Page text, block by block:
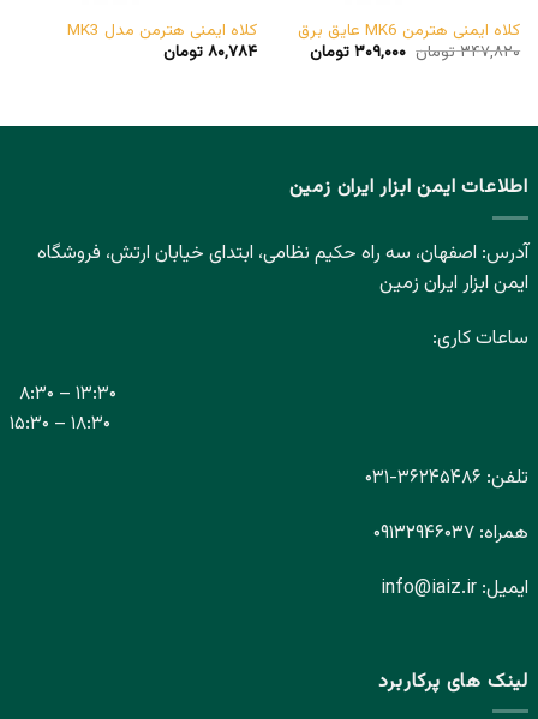
کلاه ایمنی هترمن MK6 عایق برق
۳۴۷,۸۲۰تومان قیمت
اصلی
۳۰۹,۰۰۰تومانقیمت
فعلی
کلاه ایمنی هترمن مدل MK3
۸۰,۷۸۴ تومان
اطلاعات ایمن ابزار ایران زمین
آدرس: اصفهان، سه راه حکیم نظامی، ابتدای خیابان ارتش، فروشگاه
ایمن ابزار ایران زمین
ساعات کاری:
۸:۳۰ – ۱۳:۳۰
۱۵:۳۰ – ۱۸:۳۰
تلفن: ۳۶۲۴۵۴۸۶- ۰۳۱
همراه: ۰۹۱۳۲۹۴۶۰۳۷
ایمیل: info@iaiz.ir
لینک های پرکاربرد